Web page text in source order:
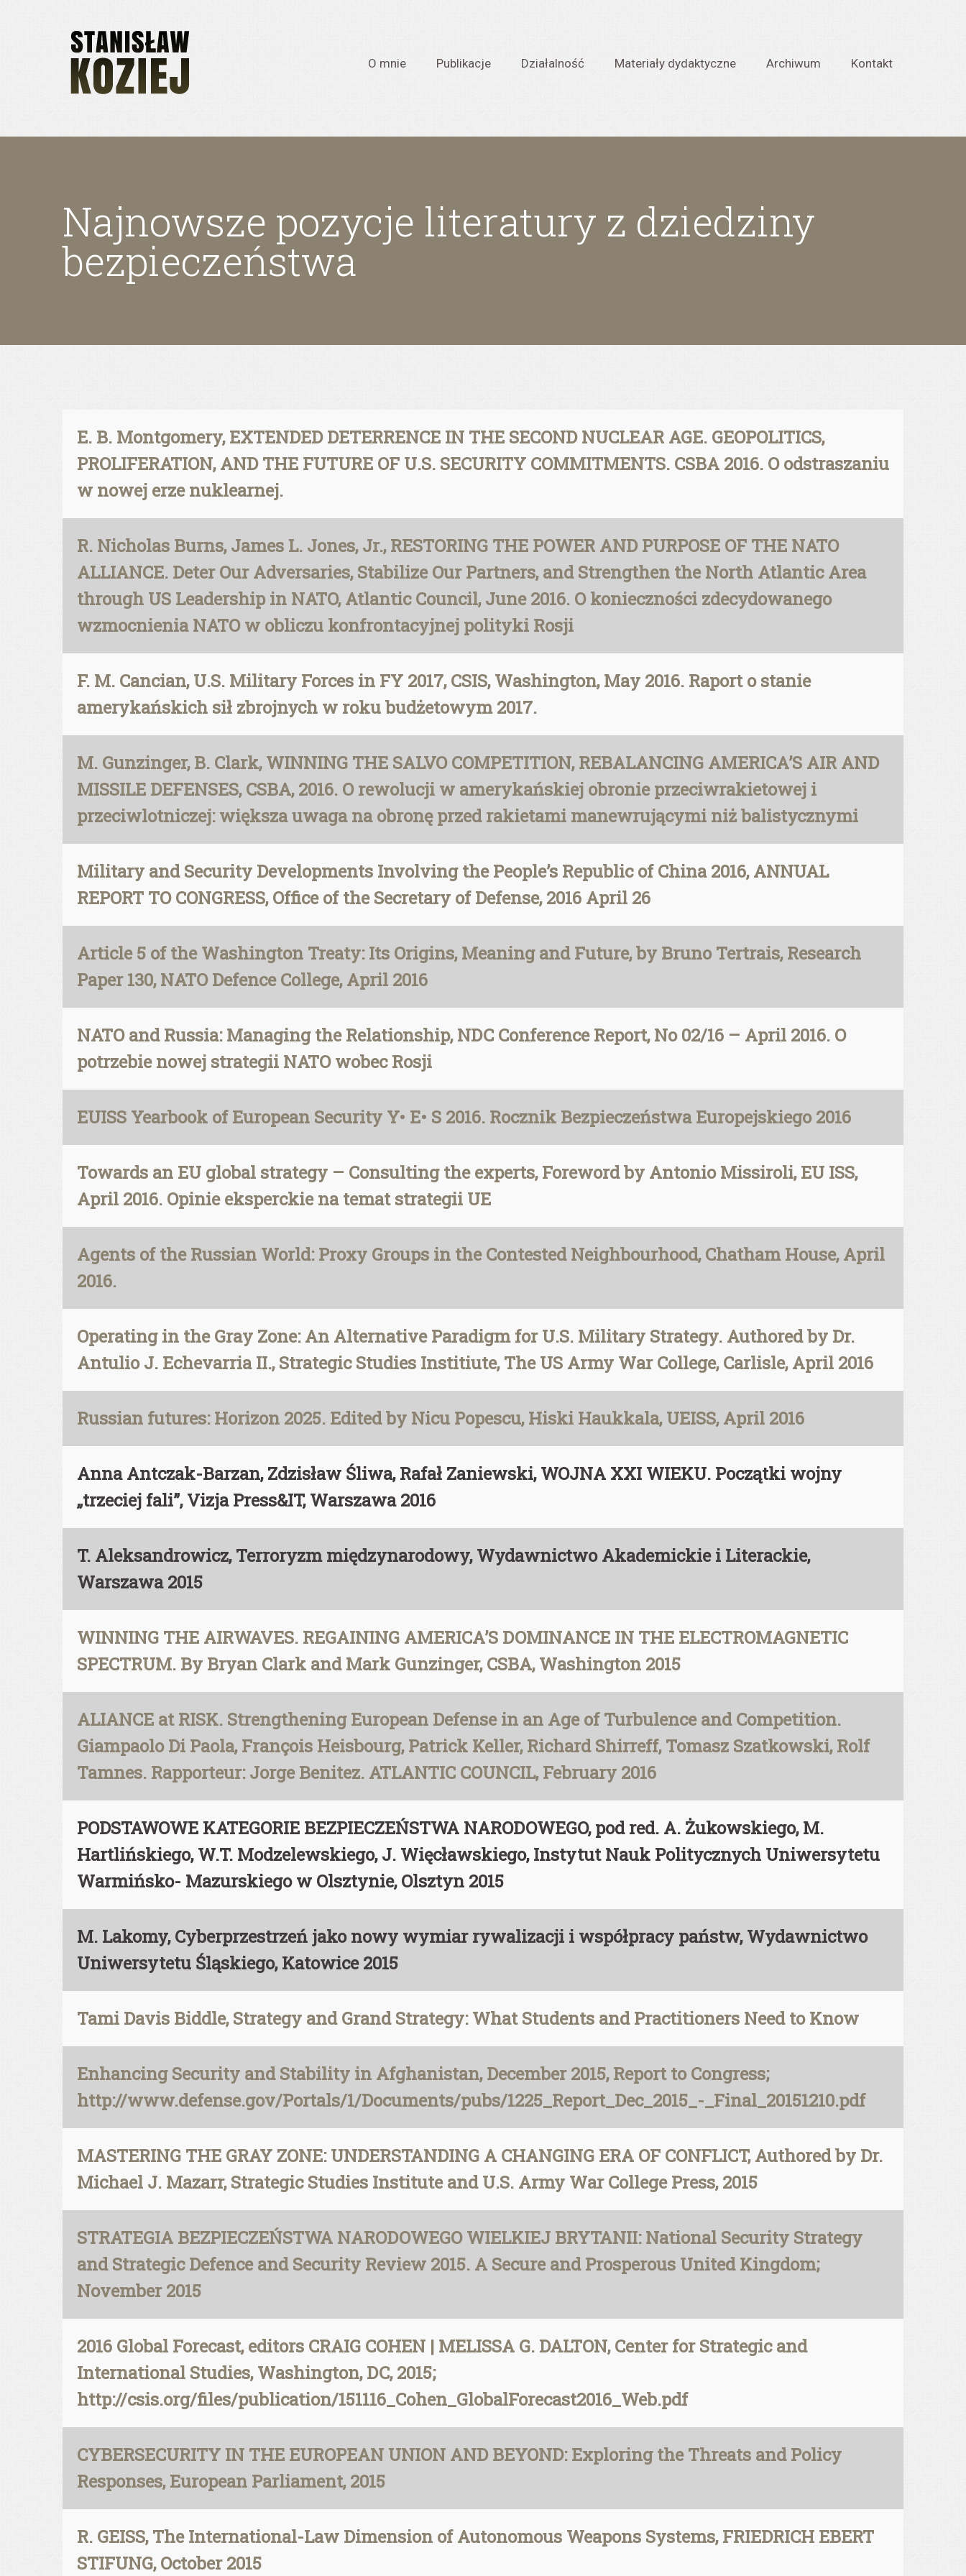
O mnie Publikacje Działalność Materiały dydaktyczne Archiwum Kontakt
Najnowsze pozycje literatury z dziedziny
bezpieczeństwa
E. B. Montgomery, EXTENDED DETERRENCE IN THE SECOND NUCLEAR AGE. GEOPOLITICS,
PROLIFERATION, AND THE FUTURE OF U.S. SECURITY COMMITMENTS. CSBA 2016. O odstraszaniu
w nowej erze nuklearnej.
R. Nicholas Burns, James L. Jones, Jr., RESTORING THE POWER AND PURPOSE OF THE NATO
ALLIANCE. Deter Our Adversaries, Stabilize Our Partners, and Strengthen the North Atlantic Area
through US Leadership in NATO, Atlantic Council, June 2016. O konieczności zdecydowanego
wzmocnienia NATO w obliczu konfrontacyjnej polityki Rosji
F. M. Cancian, U.S. Military Forces in FY 2017, CSIS, Washington, May 2016. Raport o stanie
amerykańskich sił zbrojnych w roku budżetowym 2017.
M. Gunzinger, B. Clark, WINNING THE SALVO COMPETITION, REBALANCING AMERICA’S AIR AND
MISSILE DEFENSES, CSBA, 2016. O rewolucji w amerykańskiej obronie przeciwrakietowej i
przeciwlotniczej: większa uwaga na obronę przed rakietami manewrującymi niż balistycznymi
Military and Security Developments Involving the People’s Republic of China 2016, ANNUAL
REPORT TO CONGRESS, Office of the Secretary of Defense, 2016 April 26
Article 5 of the Washington Treaty: Its Origins, Meaning and Future, by Bruno Tertrais, Research
Paper 130, NATO Defence College, April 2016
NATO and Russia: Managing the Relationship, NDC Conference Report, No 02/16 – April 2016. O
potrzebie nowej strategii NATO wobec Rosji
EUISS Yearbook of European Security Y• E• S 2016. Rocznik Bezpieczeństwa Europejskiego 2016
Towards an EU global strategy – Consulting the experts, Foreword by Antonio Missiroli, EU ISS,
April 2016. Opinie eksperckie na temat strategii UE
Agents of the Russian World: Proxy Groups in the Contested Neighbourhood, Chatham House, April
2016.
Operating in the Gray Zone: An Alternative Paradigm for U.S. Military Strategy. Authored by Dr.
Antulio J. Echevarria II., Strategic Studies Institiute, The US Army War College, Carlisle, April 2016
Russian futures: Horizon 2025. Edited by Nicu Popescu, Hiski Haukkala, UEISS, April 2016
Anna Antczak-Barzan, Zdzisław Śliwa, Rafał Zaniewski, WOJNA XXI WIEKU. Początki wojny
„trzeciej fali”, Vizja Press&IT, Warszawa 2016
T. Aleksandrowicz, Terroryzm międzynarodowy, Wydawnictwo Akademickie i Literackie,
Warszawa 2015
WINNING THE AIRWAVES. REGAINING AMERICA’S DOMINANCE IN THE ELECTROMAGNETIC
SPECTRUM. By Bryan Clark and Mark Gunzinger, CSBA, Washington 2015
ALIANCE at RISK. Strengthening European Defense in an Age of Turbulence and Competition.
Giampaolo Di Paola, François Heisbourg, Patrick Keller, Richard Shirreff, Tomasz Szatkowski, Rolf
Tamnes. Rapporteur: Jorge Benitez. ATLANTIC COUNCIL, February 2016
PODSTAWOWE KATEGORIE BEZPIECZEŃSTWA NARODOWEGO, pod red. A. Żukowskiego, M.
Hartlińskiego, W.T. Modzelewskiego, J. Więcławskiego, Instytut Nauk Politycznych Uniwersytetu
Warmińsko- Mazurskiego w Olsztynie, Olsztyn 2015
M. Lakomy, Cyberprzestrzeń jako nowy wymiar rywalizacji i współpracy państw, Wydawnictwo
Uniwersytetu Śląskiego, Katowice 2015
Tami Davis Biddle, Strategy and Grand Strategy: What Students and Practitioners Need to Know
Enhancing Security and Stability in Afghanistan, December 2015, Report to Congress;
http://www.defense.gov/Portals/1/Documents/pubs/1225_Report_Dec_2015_-_Final_20151210.pdf
MASTERING THE GRAY ZONE: UNDERSTANDING A CHANGING ERA OF CONFLICT, Authored by Dr.
Michael J. Mazarr, Strategic Studies Institute and U.S. Army War College Press, 2015
STRATEGIA BEZPIECZEŃSTWA NARODOWEGO WIELKIEJ BRYTANII: National Security Strategy
and Strategic Defence and Security Review 2015. A Secure and Prosperous United Kingdom;
November 2015
2016 Global Forecast, editors CRAIG COHEN | MELISSA G. DALTON, Center for Strategic and
International Studies, Washington, DC, 2015;
http://csis.org/files/publication/151116_Cohen_GlobalForecast2016_Web.pdf
CYBERSECURITY IN THE EUROPEAN UNION AND BEYOND: Exploring the Threats and Policy
Responses, European Parliament, 2015
R. GEISS, The International-Law Dimension of Autonomous Weapons Systems, FRIEDRICH EBERT
STIFUNG, October 2015